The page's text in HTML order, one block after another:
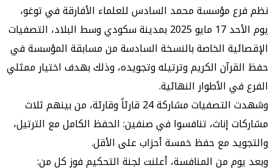
مؤسسة محمد السادس للعلماء الأفارقة في توغو،
يوم الأحد 17 مايو 2025 بمدينة سكودي وسط البلاد، التصفيات
الخاصة بالنسخة السادسة من مسابقة المؤسسة في
الكريم وترتيله وتجويده، وذلك بهدف اختيار ممثلي
الأطوار النهائية.
وشهدت التصفيات مشاركة 24 قارئاً وقارئة، من بينهم ثلاث
إناث، تنافسوا في صنفين: الحفظ الكامل مع الترتيل،
مع حفظ خمسة أحزاب على الأقل.
من المنافسة، أعلنت لجنة التحكيم فوز كل من: